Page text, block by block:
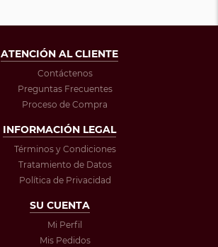
ATENCIÓN AL CLIENTE
Contáctenos
Preguntas Frecuentes
Proceso de Compra
INFORMACIÓN LEGAL
Términos y Condiciones
Tratamiento de Datos
Política de Privacidad
SU CUENTA
Mi Perfil
Mis Pedidos